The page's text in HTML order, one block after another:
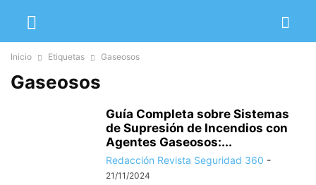
Inicio Etiquetas Gaseosos
Gaseosos
Guía Completa sobre Sistemas
de Supresión de Incendios con
Agentes Gaseosos:...
Redacción Revista Seguridad 360 -
21/11/2024